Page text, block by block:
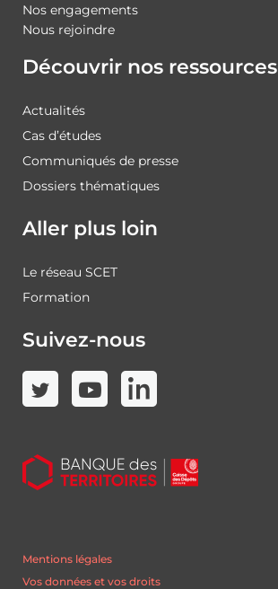
Nos engagements
Nous rejoindre
Découvrir nos ressources
Actualités
Cas d’études
Communiqués de presse
Dossiers thématiques
Aller plus loin
Le réseau SCET
Formation
Suivez-nous
Mentions légales
Vos données et vos droits